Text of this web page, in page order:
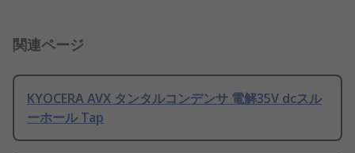
関連ページ
KYOCERA AVX タンタルコンデンサ 電解35V dcスル
ーホール Tap